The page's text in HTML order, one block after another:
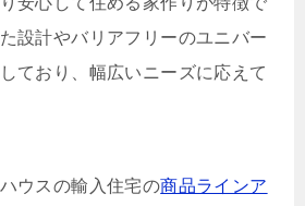
設計やバリアフリーのユニバー
ており、幅広いニーズに応えて
ウスの輸入住宅の商品ラインア